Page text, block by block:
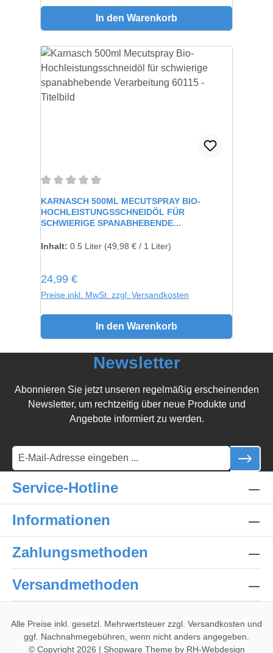
In den Warenkorb
KARNASCH 500ML MECUTSPRAY BIO-
HOCHLEISTUNGSSCHNEIDÖL FÜR
SCHWIERIGE SPANABHEBENDE
Inhalt: 0.5 Liter (49,98 € / 1 Liter)
Regulärer Preis:
24,99 €
Preise inkl. MwSt. zzgl. Versandkosten
In den Warenkorb
Newsletter
Abonnieren Sie jetzt unseren regelmäßig erscheinenden
Newsletter, um rechtzeitig über neue Produkte und
Angebote informiert zu werden.
Service-Hotline
Informationen
Zahlungsmethoden
Versandmethoden
Alle Preise inkl. gesetzl. Mehrwertsteuer zzgl. Versandkosten und
ggf. Nachnahmegebühren, wenn nicht anders angegeben.
© Copyright 2026 | Shopware Theme by RH-Webdesign